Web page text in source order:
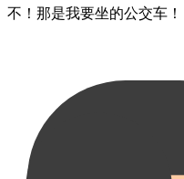
不！​那​是​我​要坐的​公交车！